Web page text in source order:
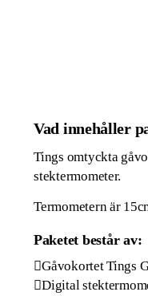
Vad innehåller
Tings omtyckta
stektermometer.
Termometern är
Paketet består av:
Gåvokortet Tings
Digital